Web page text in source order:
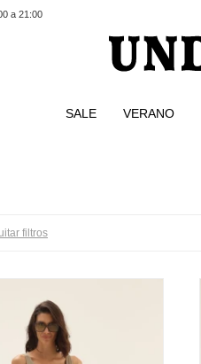
SALE VERANO
a 21:00
filtros